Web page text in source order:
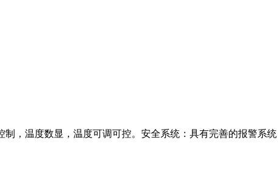
制，温度数显，温度可调可控。安全系统：具有完善的报警系